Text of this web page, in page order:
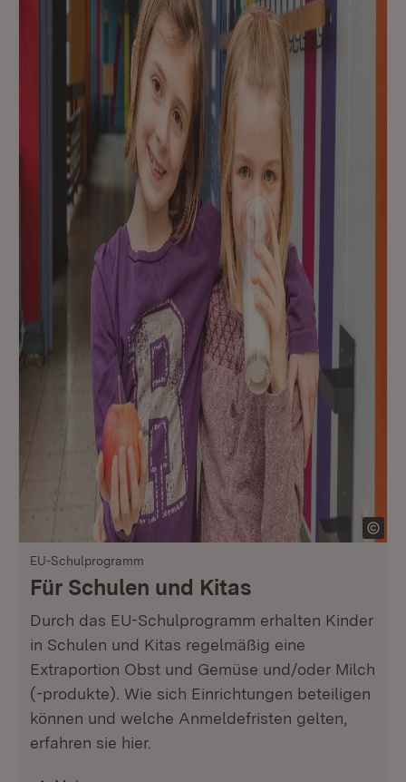
EU-Schulprogramm
Für Schulen und Kitas
Durch das EU-Schulprogramm erhalten Kinder
in Schulen und Kitas regelmäßig eine
Extraportion Obst und Gemüse und/oder Milch
(-produkte). Wie sich Einrichtungen beteiligen
können und welche Anmeldefristen gelten,
erfahren sie hier.